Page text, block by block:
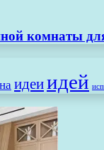
комнаты
идеиидей